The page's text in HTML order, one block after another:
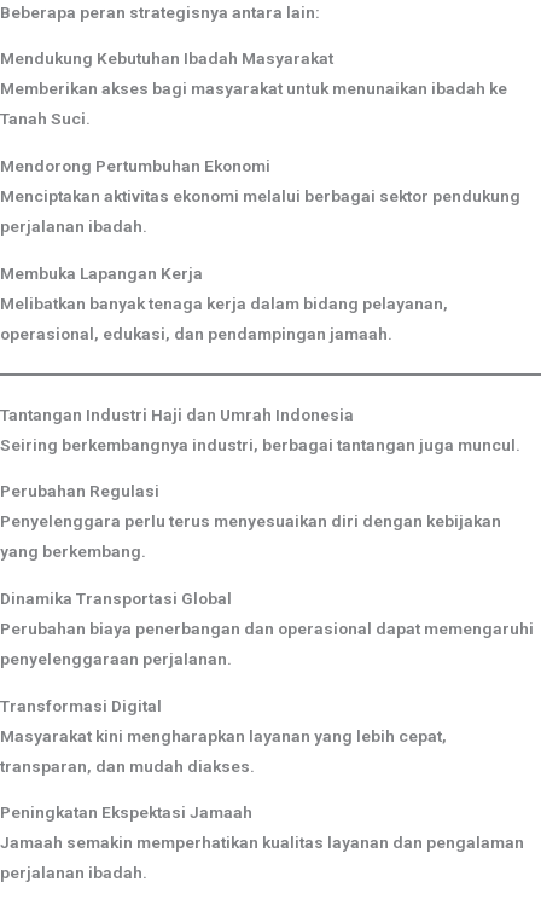
Beberapa peran strategisnya antara lain:
Mendukung Kebutuhan Ibadah Masyarakat
Memberikan akses bagi masyarakat untuk menunaikan ibadah ke
Tanah Suci.
Mendorong Pertumbuhan Ekonomi
Menciptakan aktivitas ekonomi melalui berbagai sektor pendukung
perjalanan ibadah.
Membuka Lapangan Kerja
Melibatkan banyak tenaga kerja dalam bidang pelayanan,
operasional, edukasi, dan pendampingan jamaah.
Tantangan Industri Haji dan Umrah Indonesia
Seiring berkembangnya industri, berbagai tantangan juga muncul.
Perubahan Regulasi
Penyelenggara perlu terus menyesuaikan diri dengan kebijakan
yang berkembang.
Dinamika Transportasi Global
Perubahan biaya penerbangan dan operasional dapat memengaruhi
penyelenggaraan perjalanan.
Transformasi Digital
Masyarakat kini mengharapkan layanan yang lebih cepat,
transparan, dan mudah diakses.
Peningkatan Ekspektasi Jamaah
Jamaah semakin memperhatikan kualitas layanan dan pengalaman
perjalanan ibadah.